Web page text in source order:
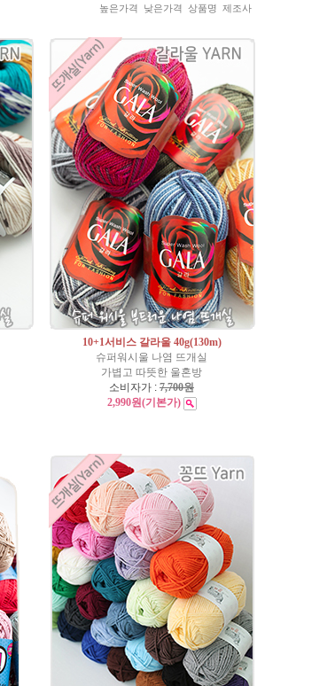
높은가격 낮은가격 상품명 제조사
10+1서비스 갈라울 40g(130m)
슈퍼워시울 나염 뜨개실
가볍고 따뜻한 울혼방
소비자가 : 7,700원
2,990원(기본가)